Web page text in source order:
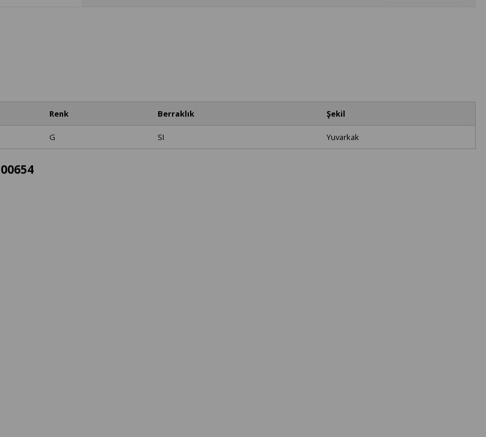
Renk Berraklık Şekil
G SI Yuvarkak